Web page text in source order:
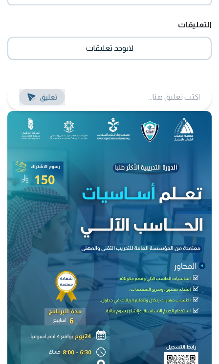
التعليقات
لايوجد تعليقات